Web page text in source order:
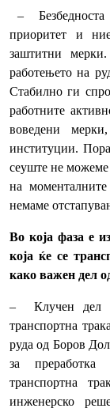
– Безбедноста
приоритет и
заштитни
работењето на
Стабилно ги
работните
воведени
институции.
сеуште не можеме
на
немаме
Во која фаза е
која ќе се
како важен дел
– Клучен дел
транспортна
руда од Боров
за
транспортна
инженерско